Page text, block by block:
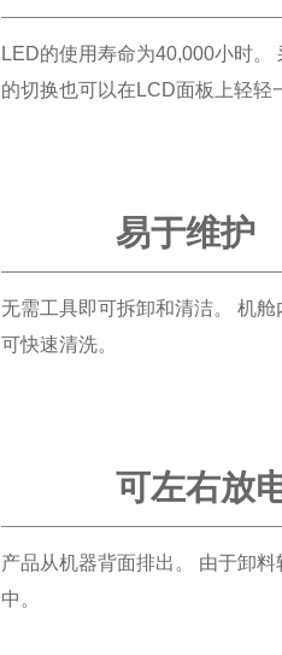
LED的使用寿命为40,000小时
的切换也可以在LCD面板上轻轻
易于维护
无需工具即可拆卸和清洁。 机
可快速清洗。
可左右放
产品从机器背面排出。 由于卸
中。